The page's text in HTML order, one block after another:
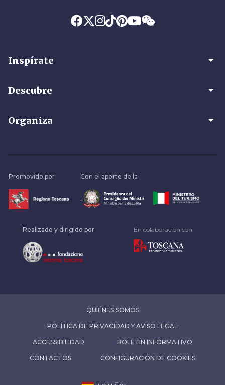
Inspírate arrow_drop_down
Descubre arrow_drop_down
Organiza arrow_drop_down
Promovido por Con el aporte de la
.
Realizado y dirigido por En colaboración con
QUIÉNES SOMOS
POLÍTICA DE PRIVACIDAD Y AVISO LEGAL
ACCESSIBILIDAD BOLETÍN INFORMATIVO
CONTACTOS CONFIGURACIÓN DE COOKIES